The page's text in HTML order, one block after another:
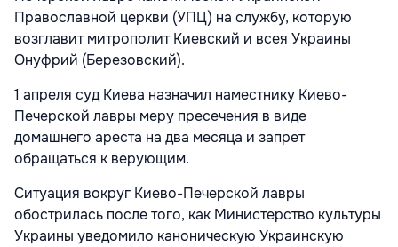
Православной церкви (УПЦ) на службу, которую
возглавит митрополит Киевский и всея Украины
Онуфрий (Березовский).
1 апреля суд Киева назначил наместнику Киево-
Печерской лавры меру пресечения в виде
домашнего ареста на два месяца и запрет
обращаться к верующим.
Ситуация вокруг Киево-Печерской лавры
обострилась после того, как Министерство культуры
Украины уведомило каноническую Украинскую